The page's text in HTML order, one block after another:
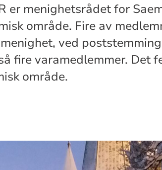
er menighetsrådet for
område. Fire av
ved
fire varamedlemmer. Det
område.